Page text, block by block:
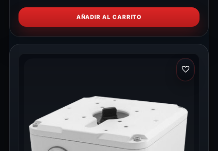
AÑADIR AL CARRITO